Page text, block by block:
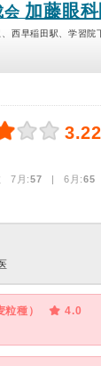
会 加藤眼
西早稲田駅、学習院
3.22
7月:57 | 6月:65
種）
4.0